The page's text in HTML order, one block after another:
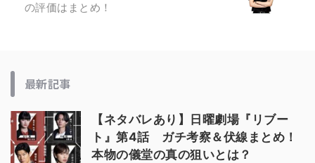
の評価はまとめ！
最新記事
【ネタバレあり】日曜劇場『リブー
ト』第4話 ガチ考察＆伏線まとめ！
本物の儀堂の真の狙いとは？